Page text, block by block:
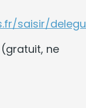
saisir/
ne